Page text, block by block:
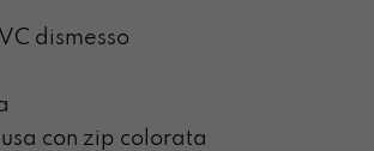
dismesso
con zip colorata